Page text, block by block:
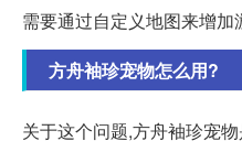
需要通过自定义地图来增加
方舟袖珍宠物怎么用?
关于这个问题,方舟袖珍宠